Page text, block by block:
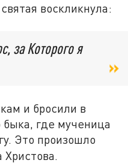
воскликнула:
за Которого я
и бросили в
быка, где мученица
Это произошло